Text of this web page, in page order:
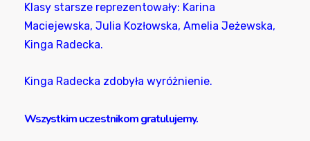
Klasy starsze reprezentowały: Karina
Maciejewska, Julia Kozłowska, Amelia Jeżewska,
Kinga Radecka.
Kinga Radecka zdobyła wyróżnienie.
Wszystkim uczestnikom gratulujemy.